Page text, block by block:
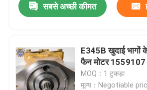
गुणवत्ता नियंत्रण
संपर्क करें
समाचार
सबसे अच्छी कीमत
E345B खुदाई
फैन मोटर 1559107
MOQ：1 टुकड़ा
मूल्य：Negotiable